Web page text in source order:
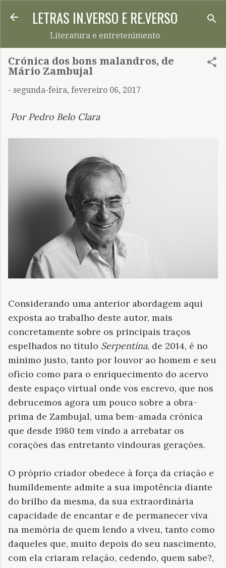
Pular para o conteúdo principal
LETRAS IN.VERSO E RE.VERSO
Literatura e entretenimento
Crónica dos bons malandros, de
Mário Zambujal
- segunda-feira, fevereiro 06, 2017
Por Pedro Belo Clara
Considerando uma anterior abordagem aqui
exposta ao trabalho deste autor, mais
concretamente sobre os principais traços
espelhados no título Serpentina, de 2014, é no
mínimo justo, tanto por louvor ao homem e seu
ofício como para o enriquecimento do acervo
deste espaço virtual onde vos escrevo, que nos
debrucemos agora um pouco sobre a obra-
prima de Zambujal, uma bem-amada crónica
que desde 1980 tem vindo a arrebatar os
corações das entretanto vindouras gerações.
O próprio criador obedece à força da criação e
humildemente admite a sua impotência diante
do brilho da mesma, da sua extraordinária
capacidade de encantar e de permanecer viva
na memória de quem lendo a viveu, tanto como
daqueles que, muito depois do seu nascimento,
com ela criaram relação, cedendo, quem sabe?,